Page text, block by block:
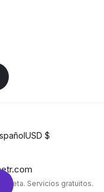
beta. Servicios gratuitos.
USD $